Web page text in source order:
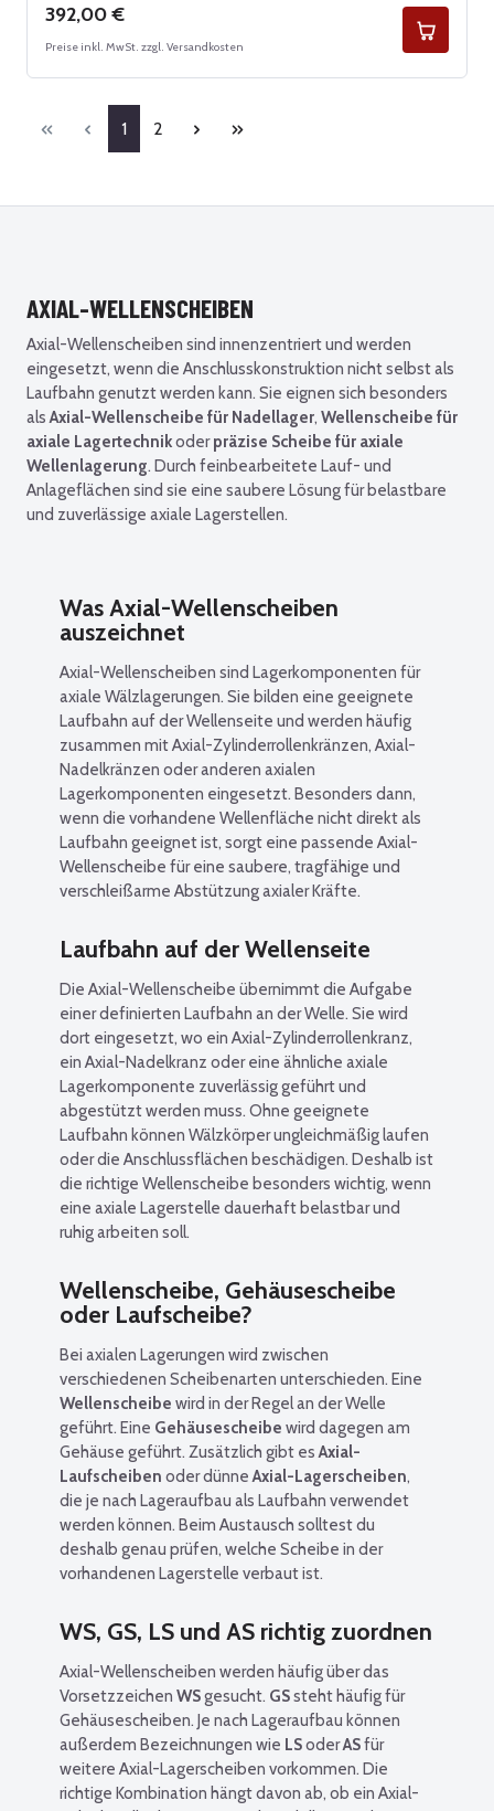
Regulärer Preis:
392,00 €
Preise inkl. MwSt. zzgl. Versandkosten
Seite
1 Seite
2
AXIAL-WELLENSCHEIBEN
Axial-Wellenscheiben sind innenzentriert und werden
eingesetzt, wenn die Anschlusskonstruktion nicht selbst als
Laufbahn genutzt werden kann. Sie eignen sich besonders
alsAxial-Wellenscheibe für Nadellager, Wellenscheibe für
axiale Lagertechnikoderpräzise Scheibe für axiale
Wellenlagerung. Durch feinbearbeitete Lauf- und
Anlageflächen sind sie eine saubere Lösung für belastbare
und zuverlässige axiale Lagerstellen.
Was Axial-Wellenscheiben
auszeichnet
Axial-Wellenscheiben sind Lagerkomponenten für
axiale Wälzlagerungen. Sie bilden eine geeignete
Laufbahn auf der Wellenseite und werden häufig
zusammen mit Axial-Zylinderrollenkränzen, Axial-
Nadelkränzen oder anderen axialen
Lagerkomponenten eingesetzt. Besonders dann,
wenn die vorhandene Wellenfläche nicht direkt als
Laufbahn geeignet ist, sorgt eine passende Axial-
Wellenscheibe für eine saubere, tragfähige und
verschleißarme Abstützung axialer Kräfte.
Laufbahn auf der Wellenseite
Die Axial-Wellenscheibe übernimmt die Aufgabe
einer definierten Laufbahn an der Welle. Sie wird
dort eingesetzt, wo ein Axial-Zylinderrollenkranz,
ein Axial-Nadelkranz oder eine ähnliche axiale
Lagerkomponente zuverlässig geführt und
abgestützt werden muss. Ohne geeignete
Laufbahn können Wälzkörper ungleichmäßig laufen
oder die Anschlussflächen beschädigen. Deshalb ist
die richtige Wellenscheibe besonders wichtig, wenn
eine axiale Lagerstelle dauerhaft belastbar und
ruhig arbeiten soll.
Wellenscheibe, Gehäusescheibe
oder Laufscheibe?
Bei axialen Lagerungen wird zwischen
verschiedenen Scheibenarten unterschieden. Eine
Wellenscheibe wird in der Regel an der Welle
geführt. Eine Gehäusescheibe wird dagegen am
Gehäuse geführt. Zusätzlich gibt esAxial-
Laufscheiben oder dünneAxial-Lagerscheiben,
die je nach Lageraufbau als Laufbahn verwendet
werden können. Beim Austausch solltest du
deshalb genau prüfen, welche Scheibe in der
vorhandenen Lagerstelle verbaut ist.
WS, GS, LS und AS richtig zuordnen
Axial-Wellenscheiben werden häufig über das
Vorsetzzeichen WSgesucht. GSsteht häufig für
Gehäusescheiben. Je nach Lageraufbau können
außerdem Bezeichnungen wie LSoderASfür
weitere Axial-Lagerscheiben vorkommen. Die
richtige Kombination hängt davon ab, ob ein Axial-